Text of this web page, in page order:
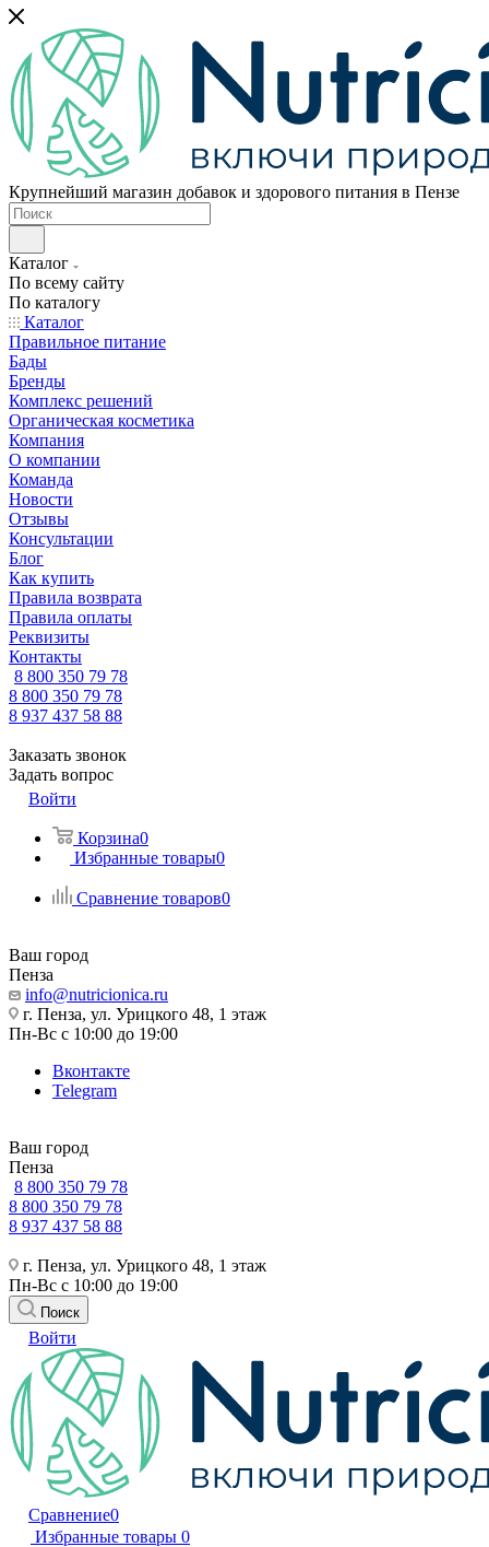
Крупнейший магазин добавок и здорового питания в Пензе
Каталог
По всему сайту
По каталогу
Каталог
Правильное питание
Бады
Бренды
Комплекс решений
Органическая косметика
Компания
О компании
Команда
Новости
Отзывы
Консультации
Блог
Как купить
Правила возврата
Правила оплаты
Реквизиты
Контакты
8 800 350 79 78
8 800 350 79 78
8 937 437 58 88
Заказать звонок
Задать вопрос
Войти
Корзина0
Избранные товары0
Сравнение товаров0
Ваш город
Пенза
info@nutricionica.ru
г. Пенза, ул. Урицкого 48, 1 этаж
Пн-Вс с 10:00 до 19:00
Вконтакте
Telegram
Ваш город
Пенза
8 800 350 79 78
8 800 350 79 78
8 937 437 58 88
г. Пенза, ул. Урицкого 48, 1 этаж
Пн-Вс с 10:00 до 19:00
Поиск
Войти
Сравнение0
Избранные товары 0